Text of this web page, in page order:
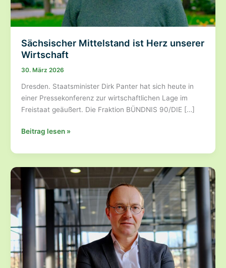
Sächsischer Mittelstand ist Herz unserer
Wirtschaft
30. März 2026
Dresden. Staatsminister Dirk Panter hat sich heute in
einer Pressekonferenz zur wirtschaftlichen Lage im
Freistaat geäußert. Die Fraktion BÜNDNIS 90/DIE […]
Sächsischer
ist
Herz
unserer
Wirtschaft
Beitrag lesen »